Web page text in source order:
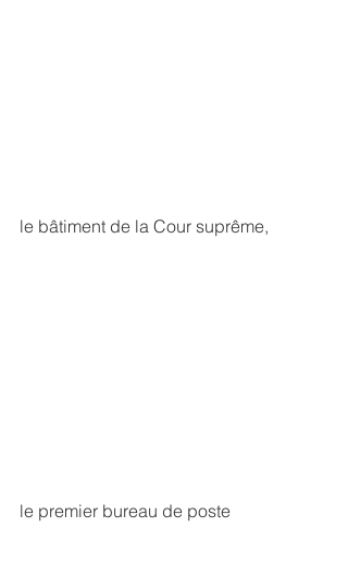
le bâtiment de la Cour suprême,
le premier bureau de poste